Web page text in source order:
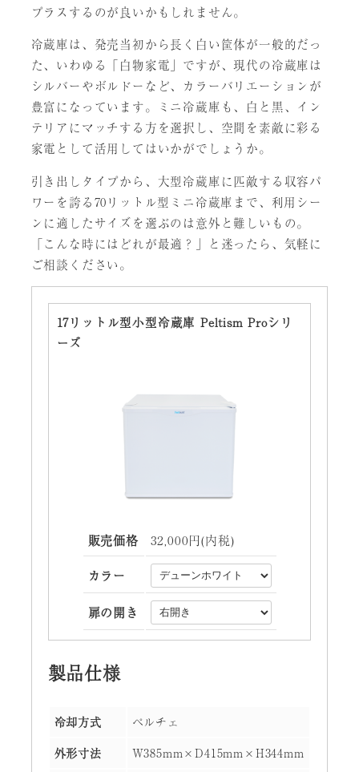
プラスするのが良いかもしれません。
冷蔵庫は、発売当初から長く白い筐体が一般的だっ
た、いわゆる「白物家電」ですが、現代の冷蔵庫は
シルバーやボルドーなど、カラーバリエーションが
豊富になっています。ミニ冷蔵庫も、白と黒、イン
テリアにマッチする方を選択し、空間を素敵に彩る
家電として活用してはいかがでしょうか。
引き出しタイプから、大型冷蔵庫に匹敵する収容パ
ワーを誇る70リットル型ミニ冷蔵庫まで、利用シー
ンに適したサイズを選ぶのは意外と難しいもの。
「こんな時にはどれが最適？」と迷ったら、気軽に
ご相談ください。
17リットル型小型冷蔵庫 Peltism Proシリ
ーズ
販売価格 32,000円(内税)
カラー
扉の開き
製品仕様
冷却方式
ペルチェ
外形寸法
W385mm×D415mm×H344mm